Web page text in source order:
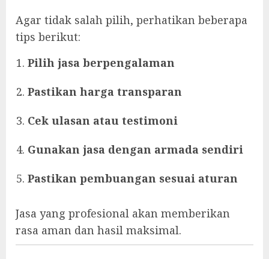
Agar tidak salah pilih, perhatikan beberapa
tips berikut:
Pilih jasa berpengalaman
Pastikan harga transparan
Cek ulasan atau testimoni
Gunakan jasa dengan armada sendiri
Pastikan pembuangan sesuai aturan
Jasa yang profesional akan memberikan
rasa aman dan hasil maksimal.